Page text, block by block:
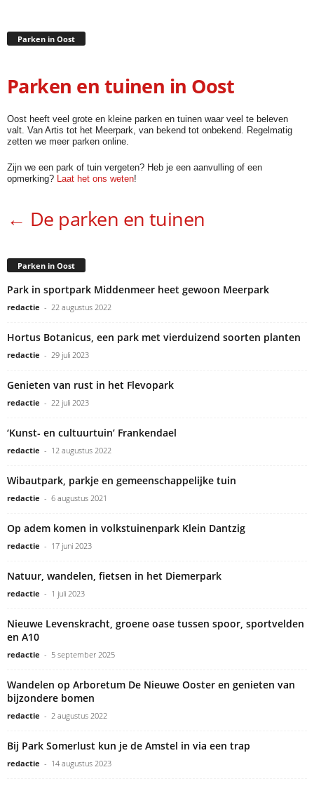
Parken in Oost
Parken en tuinen in Oost
Oost heeft veel grote en kleine parken en tuinen waar veel te beleven
valt. Van Artis tot het Meerpark, van bekend tot onbekend. Regelmatig
zetten we meer parken online.
Zijn we een park of tuin vergeten? Heb je een aanvulling of een
opmerking? Laat het ons weten!
← De parken en tuinen
Parken in Oost
Park in sportpark Middenmeer heet gewoon Meerpark
redactie - 22 augustus 2022
Hortus Botanicus, een park met vierduizend soorten planten
redactie - 29 juli 2023
Genieten van rust in het Flevopark
redactie - 22 juli 2023
‘Kunst‐ en cultuurtuin’ Frankendael
redactie - 12 augustus 2022
Wibautpark, parkje en gemeenschappelijke tuin
redactie - 6 augustus 2021
Op adem komen in volkstuinenpark Klein Dantzig
redactie - 17 juni 2023
Natuur, wandelen, fietsen in het Diemerpark
redactie - 1 juli 2023
Nieuwe Levenskracht, groene oase tussen spoor, sportvelden
en A10
redactie - 5 september 2025
Wandelen op Arboretum De Nieuwe Ooster en genieten van
bijzondere bomen
redactie - 2 augustus 2022
Bij Park Somerlust kun je de Amstel in via een trap
redactie - 14 augustus 2023